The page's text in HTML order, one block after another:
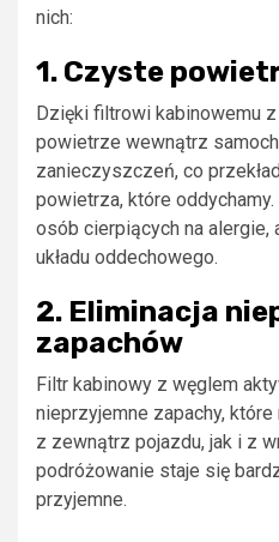
nich:
1. Czyste
Dzięki filtrowi kabinowemu
powietrze wewnątrz
zanieczyszczeń, co
powietrza, które
osób cierpiących na alergie,
układu oddechowego.
2. Eliminacja
zapachów
Filtr kabinowy z węglem
nieprzyjemne zapachy,
z zewnątrz pojazdu, jak i z
podróżowanie staje się
przyjemne.